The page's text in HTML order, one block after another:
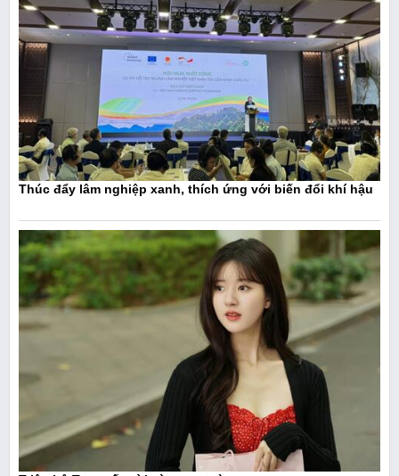
Thúc đẩy lâm nghiệp xanh, thích ứng với biến đổi khí hậu